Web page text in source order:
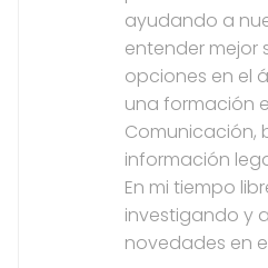
ayudando a
entender mejor
opciones en el
una formación
Comunicación,
información
En mi tiempo
investigando y
novedades en